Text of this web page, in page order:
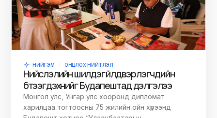
НИЙГЭМ ОНЦЛОХ НИЙТЛЭЛ
Нийслэлийн шилдэг үйлдвэрлэгчдийн
бүтээгдэхүүнийг Будапештад дэлгэлээ
Монгол улс, Унгар улс хооронд дипломат
харилцаа тогтоосны 75 жилийн ойн хүрээнд